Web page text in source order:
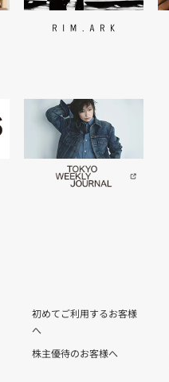
初めてご利用するお客様
へ
株主優待のお客様へ